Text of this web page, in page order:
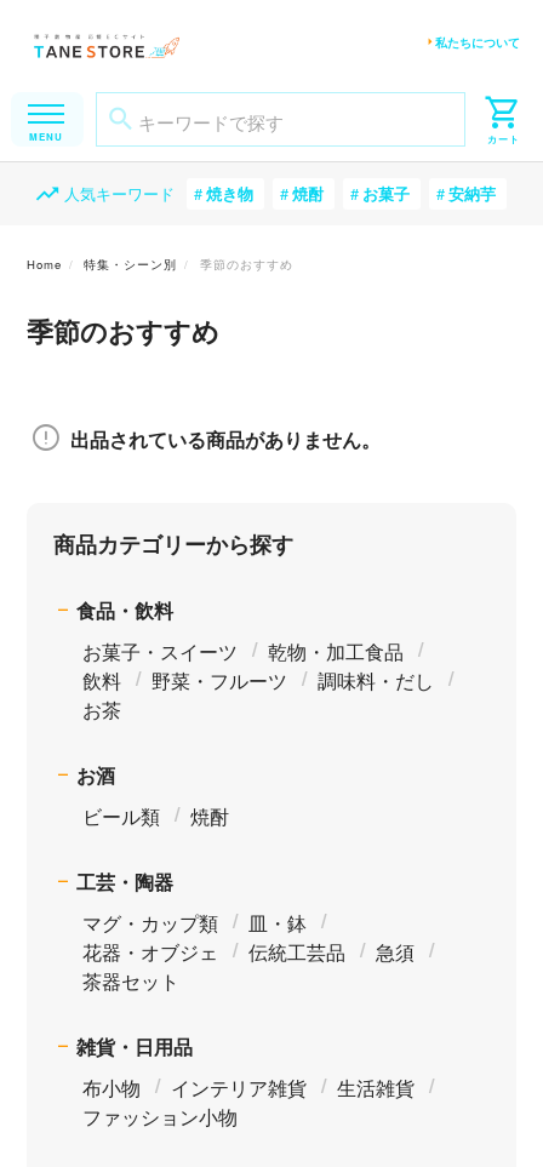
私たちについて
人気キーワード 焼き物 焼酎 お菓子 安納芋
Home 特集・シーン別 季節のおすすめ
季節のおすすめ
出品されている商品がありません。
商品カテゴリーから探す
食品・飲料
お菓子・スイーツ
乾物・加工食品
飲料
野菜・フルーツ
調味料・だし
お茶
お酒
ビール類
焼酎
工芸・陶器
マグ・カップ類
皿・鉢
花器・オブジェ
伝統工芸品
急須
茶器セット
雑貨・日用品
布小物
インテリア雑貨
生活雑貨
ファッション小物